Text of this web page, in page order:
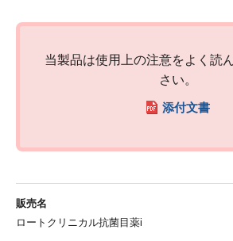
当製品は使用上の注意をよく読
さい。
添付文書
販売名
ロートクリニカル抗菌目薬i